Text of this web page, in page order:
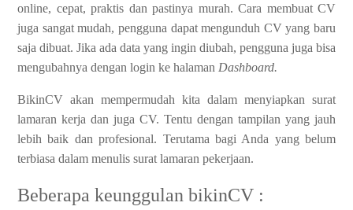
online, cepat, praktis dan pastinya murah. Cara membuat CV
juga sangat mudah, pengguna dapat mengunduh CV yang baru
saja dibuat. Jika ada data yang ingin diubah, pengguna juga bisa
mengubahnya dengan login ke halaman Dashboard.
BikinCV akan mempermudah kita dalam menyiapkan surat
lamaran kerja dan juga CV. Tentu dengan tampilan yang jauh
lebih baik dan profesional. Terutama bagi Anda yang belum
terbiasa dalam menulis surat lamaran pekerjaan.
Beberapa keunggulan bikinCV :